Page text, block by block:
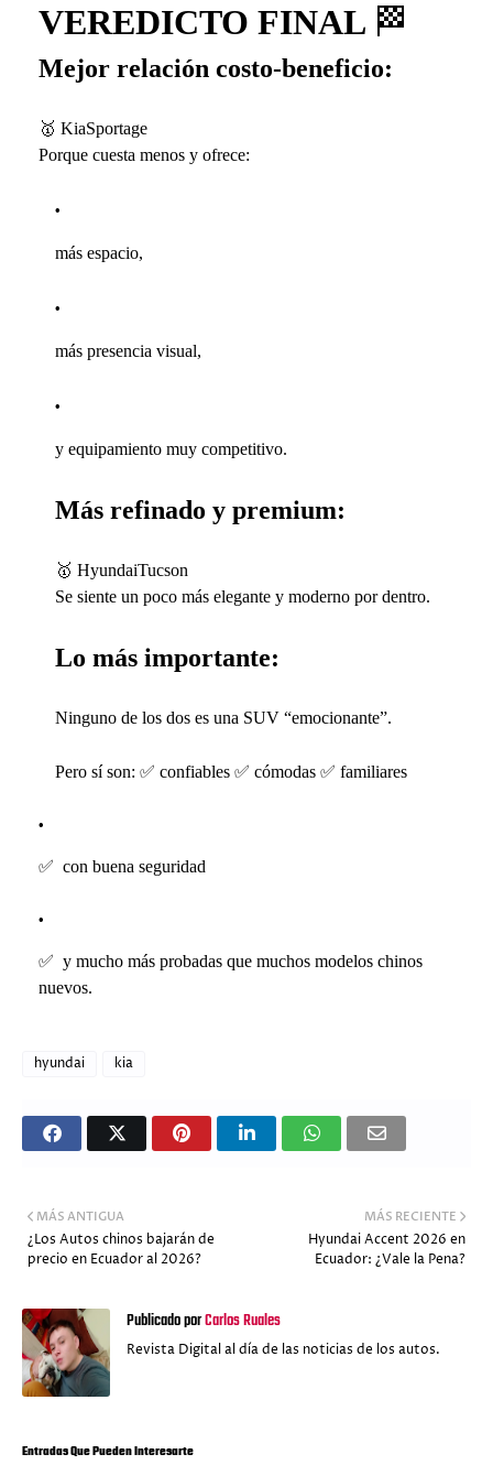
VEREDICTO FINAL 🏁
Mejor relación costo-beneficio:
🥇 KiaSportage
Porque cuesta menos y ofrece:
más espacio,
más presencia visual,
y equipamiento muy competitivo.
Más refinado y premium:
🥇 HyundaiTucson
Se siente un poco más elegante y moderno por dentro.
Lo más importante:
Ninguno de los dos es una SUV “emocionante”.
Pero sí son: ✅ confiables ✅ cómodas ✅ familiares
✅ con buena seguridad
✅ y mucho más probadas que muchos modelos chinos
nuevos.
hyundai kia
MÁS RECIENTE
Hyundai Accent 2026 en
Ecuador: ¿Vale la Pena?
MÁS ANTIGUA
¿Los Autos chinos bajarán de
precio en Ecuador al 2026?
Publicado porCarlos Ruales
Revista Digital al día de las noticias de los autos.
Entradas Que Pueden Interesarte